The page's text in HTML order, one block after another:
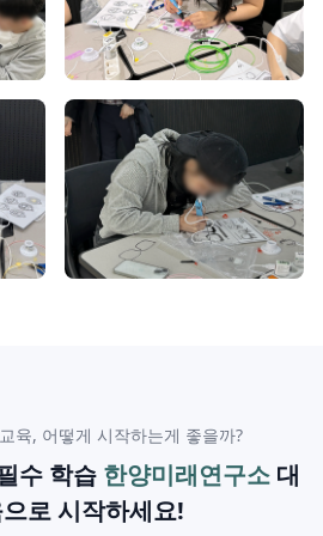
육, 어떻게 시작하는게 좋을까?
수 학습 한양미래연구소 대
로 시작하세요!